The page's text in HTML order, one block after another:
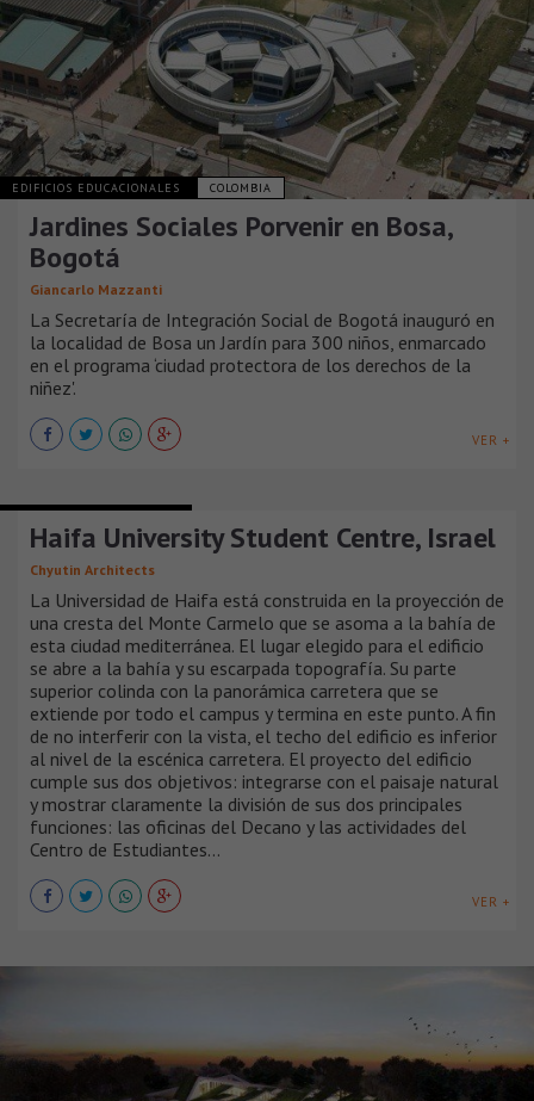
EDIFICIOS EDUCACIONALES COLOMBIA
Jardines Sociales Porvenir en Bosa,
Bogotá
Giancarlo Mazzanti
La Secretaría de Integración Social de Bogotá inauguró en
la localidad de Bosa un Jardín para 300 niños, enmarcado
en el programa ‘ciudad protectora de los derechos de la
niñez'.
VER +
Haifa University Student Centre, Israel
Chyutin Architects
La Universidad de Haifa está construida en la proyección de
una cresta del Monte Carmelo que se asoma a la bahía de
esta ciudad mediterránea. El lugar elegido para el edificio
se abre a la bahía y su escarpada topografía. Su parte
superior colinda con la panorámica carretera que se
extiende por todo el campus y termina en este punto. A fin
de no interferir con la vista, el techo del edificio es inferior
al nivel de la escénica carretera. El proyecto del edificio
cumple sus dos objetivos: integrarse con el paisaje natural
y mostrar claramente la división de sus dos principales
funciones: las oficinas del Decano y las actividades del
Centro de Estudiantes...
VER +